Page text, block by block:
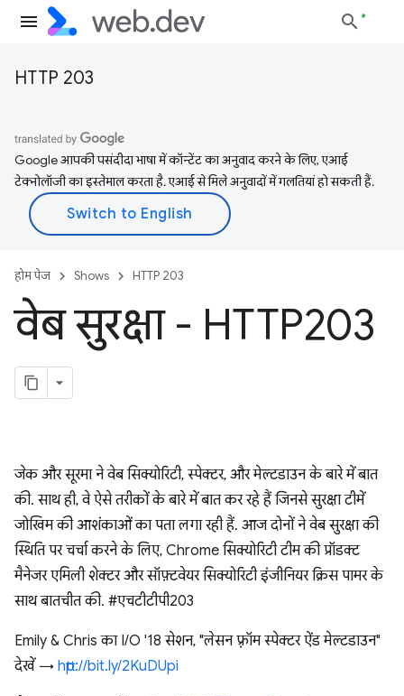
HTTP 203
Google आपकी पसंदीदा भाषा में कॉन्टेंट का अनुवाद करने के लिए, एआई
टेक्नोलॉजी का इस्तेमाल करता है. एआई से मिले अनुवादों में गलतियां हो सकती हैं.
होम पेज Shows HTTP 203
वेब सुरक्षा - HTTP203
जेक और सूरमा ने वेब सिक्योरिटी, स्पेक्टर, और मेल्टडाउन के बारे में बात
की. साथ ही, वे ऐसे तरीकों के बारे में बात कर रहे हैं जिनसे सुरक्षा टीमें
जोखिम की आशंकाओं का पता लगा रही हैं. आज दोनों ने वेब सुरक्षा की
स्थिति पर चर्चा करने के लिए, Chrome सिक्योरिटी टीम की प्रॉडक्ट
मैनेजर एमिली शेक्टर और सॉफ़्टवेयर सिक्योरिटी इंजीनियर क्रिस पामर के
साथ बातचीत की. #एचटीटीपी203
Emily & Chris का I/O '18 सेशन, "लेसन फ़्रॉम स्पेक्टर ऐंड मेल्टडाउन"
देखें → http://bit.ly/2KuDUpi